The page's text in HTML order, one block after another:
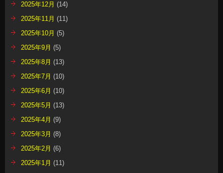
2025年12月 (14)
2025年11月 (11)
2025年10月 (5)
2025年9月 (5)
2025年8月 (13)
2025年7月 (10)
2025年6月 (10)
2025年5月 (13)
2025年4月 (9)
2025年3月 (8)
2025年2月 (6)
2025年1月 (11)